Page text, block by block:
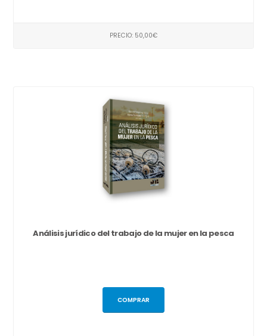
PRECIO: 50,00€
Análisis jurídico del trabajo de la mujer en la pesca
COMPRAR